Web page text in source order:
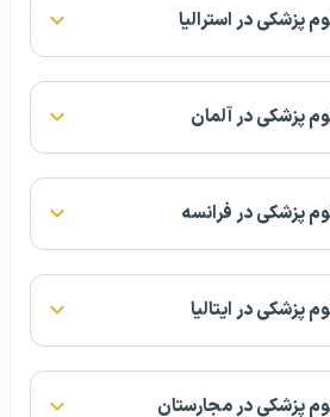
در استرالیا
پزشکی در آلمان
پزشکی در فرانسه
در ایتالیا
پزشکی در مجارستان